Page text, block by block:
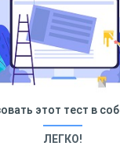
этот тест в
ЛЕГКО!